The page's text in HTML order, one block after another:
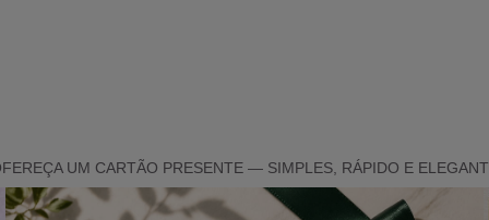
UM CARTÃO PRESENTE — SIMPLES, RÁPIDO E